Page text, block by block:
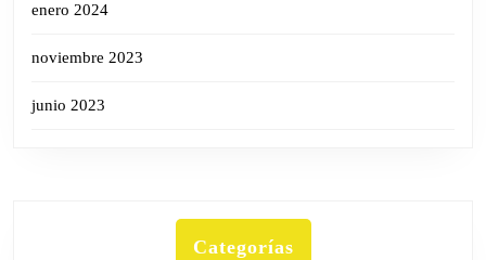
enero 2024
noviembre 2023
junio 2023
Categorías